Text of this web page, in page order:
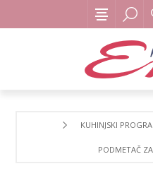
KUHINJSKI
PODMETAČ